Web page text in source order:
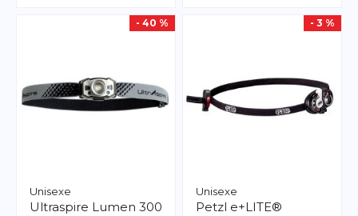
- 40 %
Unisexe
Ultraspire Lumen 300
- 3 %
Unisexe
Petzl e+LITE®